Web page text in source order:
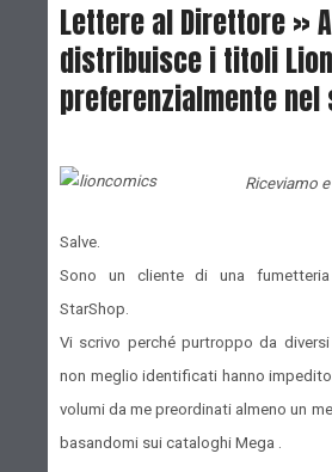
Lettere al Direttore »
distribuisce i titoli Lion
preferenzialmente
Riceviamo
Salve.
Sono un cliente di una
StarShop.
Vi scrivo perché purtroppo da
non meglio identificati hanno
volumi da me preordinati almeno un
basandomi sui cataloghi Mega .